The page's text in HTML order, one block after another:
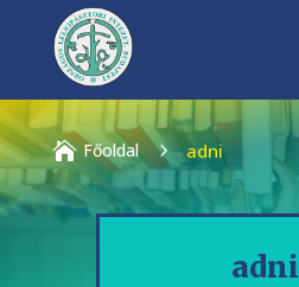
 Főoldal 5 adni
adni